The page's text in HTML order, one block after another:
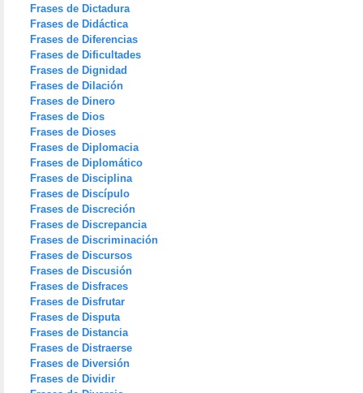
Frases de Dictadura
Frases de Didáctica
Frases de Diferencias
Frases de Dificultades
Frases de Dignidad
Frases de Dilación
Frases de Dinero
Frases de Dios
Frases de Dioses
Frases de Diplomacia
Frases de Diplomático
Frases de Disciplina
Frases de Discípulo
Frases de Discreción
Frases de Discrepancia
Frases de Discriminación
Frases de Discursos
Frases de Discusión
Frases de Disfraces
Frases de Disfrutar
Frases de Disputa
Frases de Distancia
Frases de Distraerse
Frases de Diversión
Frases de Dividir